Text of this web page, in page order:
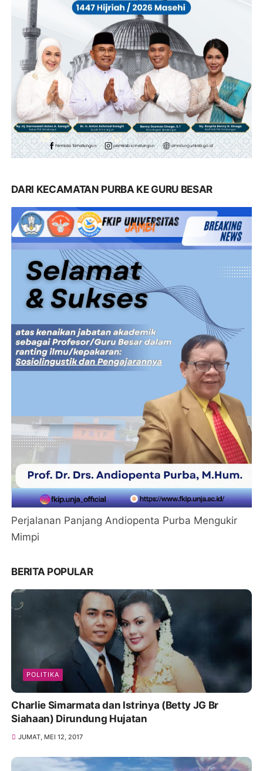
DARI KECAMATAN PURBA KE GURU BESAR
Perjalanan Panjang Andiopenta Purba Mengukir
Mimpi
BERITA POPULAR
POLITIKA
Charlie Simarmata dan Istrinya (Betty JG Br
Siahaan) Dirundung Hujatan
JUMAT, MEI 12, 2017